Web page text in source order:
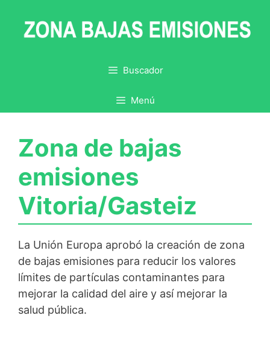
contenido
Buscador
Menú
Zona de bajas
emisiones
Vitoria/Gasteiz
La Unión Europa aprobó la creación de zona
de bajas emisiones para reducir los valores
límites de partículas contaminantes para
mejorar la calidad del aire y así mejorar la
salud pública.